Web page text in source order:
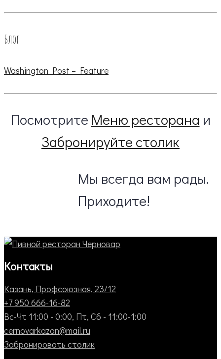
Блог
Washington Post – Feature
Посмотрите Меню ресторана и
Забронируйте столик
Мы всегда вам рады.
Приходите!
Контакты
Казань, Профсоюзная, 23/12
+7 950 666-16-82
Вс-Чт 11:00 - 0:00, Пт, Сб - 11:00-1:00
cernovarkazan@mail.ru
Забронировать столик